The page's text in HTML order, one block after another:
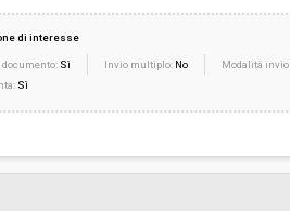
di interesse
Sì Invio multiplo: No
Modalità
Sì